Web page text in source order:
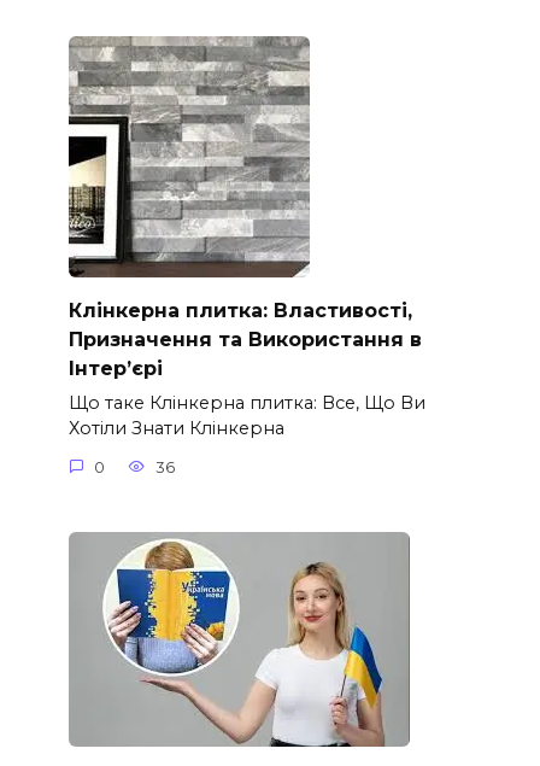
Клінкерна плитка: Властивості,
Призначення та Використання в
Інтер’єрі
Що таке Клінкерна плитка: Все, Що Ви
Хотіли Знати Клінкерна
0 36